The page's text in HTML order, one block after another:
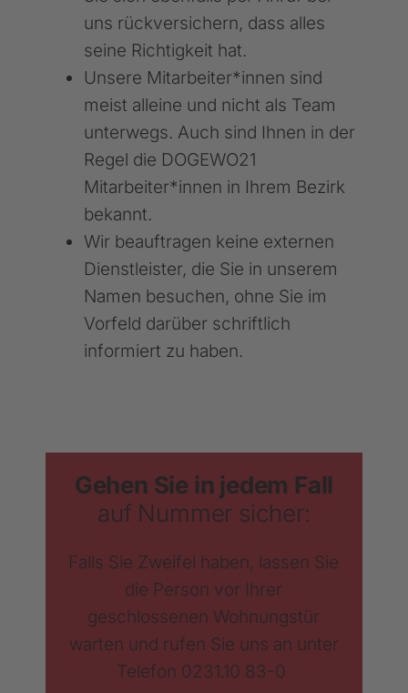
uns rückversichern, dass alles
seine Richtigkeit hat.
Unsere Mitarbeiter*innen sind
meist alleine und nicht als Team
unterwegs. Auch sind Ihnen in der
Regel die DOGEWO21
Mitarbeiter*innen in Ihrem Bezirk
bekannt.
Wir beauftragen keine externen
Dienstleister, die Sie in unserem
Namen besuchen, ohne Sie im
Vorfeld darüber schriftlich
informiert zu haben.
Gehen Sie in jedem Fall
auf Nummer sicher:
Falls Sie Zweifel haben, lassen Sie
die Person vor Ihrer
geschlossenen Wohnungstür
warten und rufen Sie uns an unter
Telefon 0231.10 83-0